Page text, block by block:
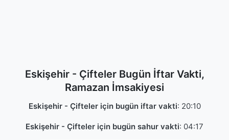
Eskişehir - Çifteler Bugün İftar Vakti,
Ramazan İmsakiyesi
Eskişehir - Çifteler için bugün iftar vakti: 20:10
Eskişehir - Çifteler için bugün sahur vakti: 04:17